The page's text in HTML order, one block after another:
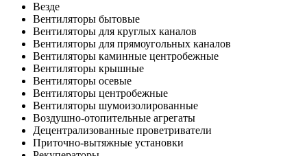
Везде
Вентиляторы бытовые
Вентиляторы для круглых каналов
Вентиляторы для прямоугольных каналов
Вентиляторы каминные центробежные
Вентиляторы крышные
Вентиляторы осевые
Вентиляторы центробежные
Вентиляторы шумоизолированные
Воздушно-отопительные агрегаты
Децентрализованные проветриватели
Приточно-вытяжные установки